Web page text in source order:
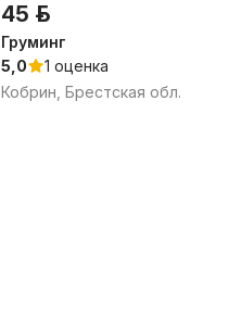
45 р.
Груминг
5,0
1 оценка
Кобрин, Брестская обл.